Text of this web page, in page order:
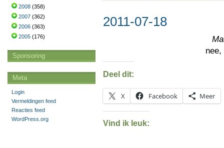
2011-07-18
nee,
Deel dit:
X Facebook Meer
Vind ik leuk:
2008 (358)
2007 (362)
2006 (363)
2005 (176)
Sponsoring
Meta
Login
Vermeldingen feed
Reacties feed
WordPress.org